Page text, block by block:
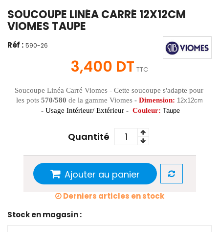
SOUCOUPE LINÉA CARRÉ 12X12CM
VIOMES TAUPE
Réf : 590-26
3,400 DT TTC
Soucoupe Linéa Carré Viomes - Cette soucoupe s'adapte pour
les pots 570/580 de la gamme Viomes - Dimension: 12x12cm
- Usage Intérieur/ Extérieur - Couleur: Taupe
Quantité
Ajouter au panier
Derniers articles en stock
Stock en magasin :